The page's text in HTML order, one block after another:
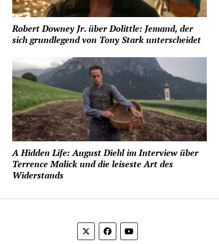
Robert Downey Jr. über Dolittle: Jemand, der
sich grundlegend von Tony Stark unterscheidet
A Hidden Life: August Diehl im Interview über
Terrence Malick und die leiseste Art des
Widerstands